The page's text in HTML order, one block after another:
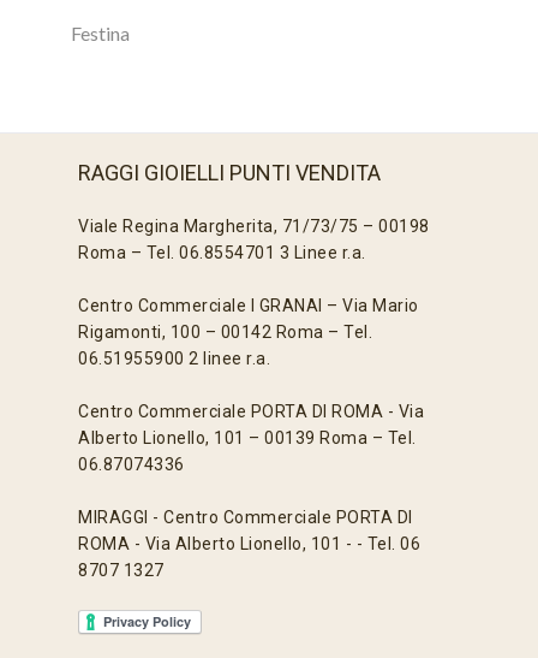
Festina
RAGGI GIOIELLI PUNTI VENDITA
Viale Regina Margherita, 71/73/75 – 00198
Roma – Tel. 06.8554701 3 Linee r.a.
Centro Commerciale I GRANAI – Via Mario
Rigamonti, 100 – 00142 Roma – Tel.
06.51955900 2 linee r.a.
Centro Commerciale PORTA DI ROMA - Via
Alberto Lionello, 101 – 00139 Roma – Tel.
06.87074336
MIRAGGI - Centro Commerciale PORTA DI
ROMA - Via Alberto Lionello, 101 - - Tel. 06
8707 1327